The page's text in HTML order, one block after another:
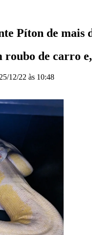
Píton de mais
de carro
25/12/22 às 10:48